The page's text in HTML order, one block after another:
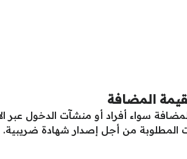
المضافة
سواء أفراد أو منشآت الدخول عبر
المطلوبة من أجل إصدار شهادة ضريبية.